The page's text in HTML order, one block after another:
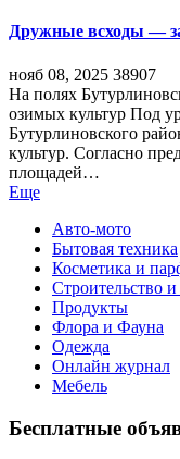
Дружные всходы —
нояб 08, 2025 38907
На полях
озимых культур Под
Бутурлиновского
культур. Согласно
площадей…
Еще
Авто-мото
Бытовая техника
Косметика и
Строительство
Продукты
Флора и Фауна
Одежда
Онлайн журнал
Мебель
Бесплатные